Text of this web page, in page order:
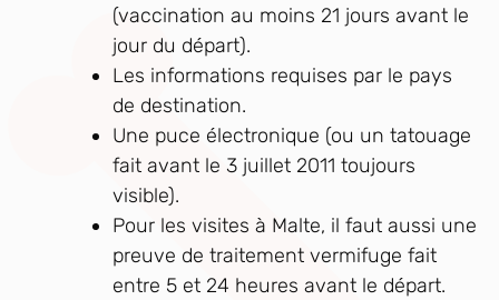
(vaccination au moins 21 jours avant le
jour du départ).
Les informations requises par le pays
de destination.
Une puce électronique (ou un tatouage
fait avant le 3 juillet 2011 toujours
visible).
Pour les visites à Malte, il faut aussi une
preuve de traitement vermifuge fait
entre 5 et 24 heures avant le départ.